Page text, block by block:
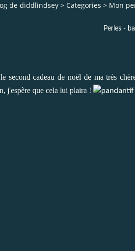
de diddlindsey > Categories > Mon
Perles -
second cadeau de noël de ma très
j'espère que cela lui plaira !